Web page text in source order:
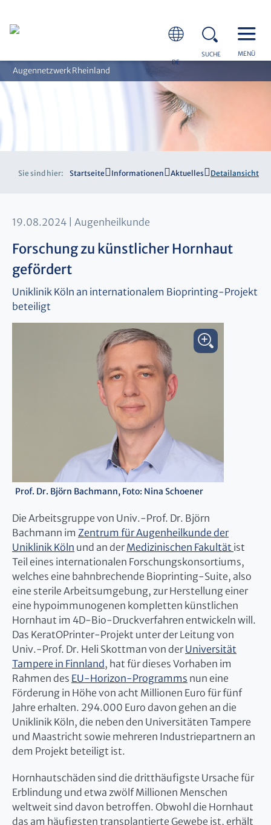
DE
SUCHE MENÜ
Augennetzwerk Rheinland
Sie sind hier: Startseite Informationen Aktuelles Detailansicht
19.08.2024 Augenheilkunde
Forschung zu künstlicher Hornhaut
gefördert
Uniklinik Köln an internationalem Bioprinting-Projekt
beteiligt
Prof. Dr. Björn Bachmann, Foto: Nina Schoener
Die Arbeitsgruppe von Univ.-Prof. Dr. Björn
Bachmann im Zentrum für Augenheilkunde der
Uniklinik Köln und an der Medizinischen Fakultät ist
Teil eines internationalen Forschungskonsortiums,
welches eine bahnbrechende Bioprinting-Suite, also
eine sterile Arbeitsumgebung, zur Herstellung einer
eine hypoimmunogenen kompletten künstlichen
Hornhaut im 4D-Bio-Druckverfahren entwickeln will.
Das KeratOPrinter-Projekt unter der Leitung von
Univ.-Prof. Dr. Heli Skottman von der Universität
Tampere in Finnland , hat für dieses Vorhaben im
Rahmen des EU-Horizon-Programms nun eine
Förderung in Höhe von acht Millionen Euro für fünf
Jahre erhalten. 294.000 Euro davon gehen an die
Uniklinik Köln, die neben den Universitäten Tampere
und Maastricht sowie mehreren Industriepartnern an
dem Projekt beteiligt ist.
Hornhautschäden sind die dritthäufigste Ursache für
Erblindung und etwa zwölf Millionen Menschen
weltweit sind davon betroffen. Obwohl die Hornhaut
das am häufigsten transplantierte Gewebe ist, erhält